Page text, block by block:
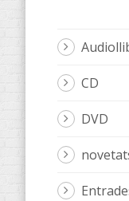
CD
DVD